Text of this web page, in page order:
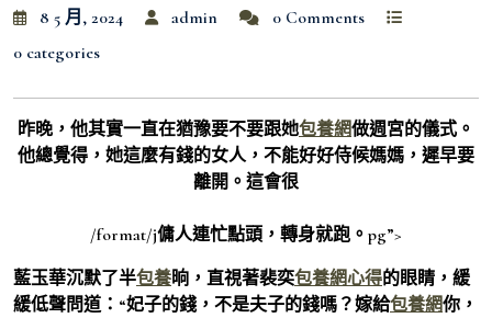
8 5 月, 2024 admin
0 Comments
0 categories
昨晚，他其實一直在猶豫要不要跟她包養網做週宮的儀式。
他總覺得，她這麼有錢的女人，不能好好侍候媽媽，遲早要
離開。這會很
/format/j傭人連忙點頭，轉身就跑。pg”>
藍玉華沉默了半包養晌，直視著裴奕包養網心得的眼睛，緩
緩低聲問道：“妃子的錢，不是夫子的錢嗎？嫁給包養網你，